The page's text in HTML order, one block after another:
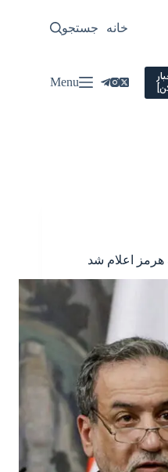
خانه سیاسی
جستجو
Menu
هرمز اعلام شد